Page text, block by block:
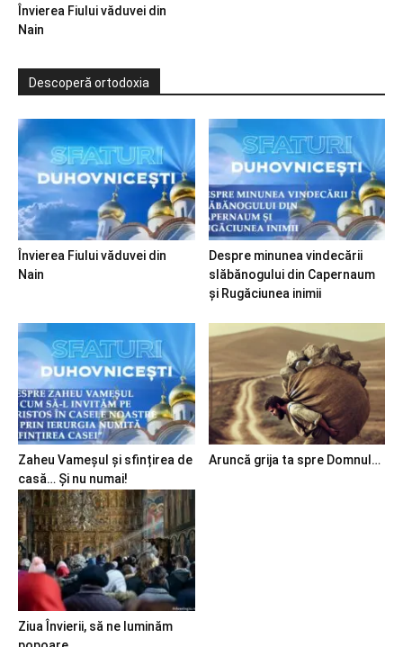
Învierea Fiului văduvei din
Nain
Descoperă ortodoxia
Învierea Fiului văduvei din
Nain
Despre minunea vindecării
slăbănogului din Capernaum
și Rugăciunea inimii
Zaheu Vameșul și sfințirea de
casă… Și nu numai!
Aruncă grija ta spre Domnul…
Ziua Învierii, să ne luminăm